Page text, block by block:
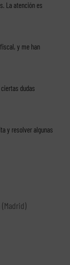
La atención es
y me han
dudas
y resolver algunas